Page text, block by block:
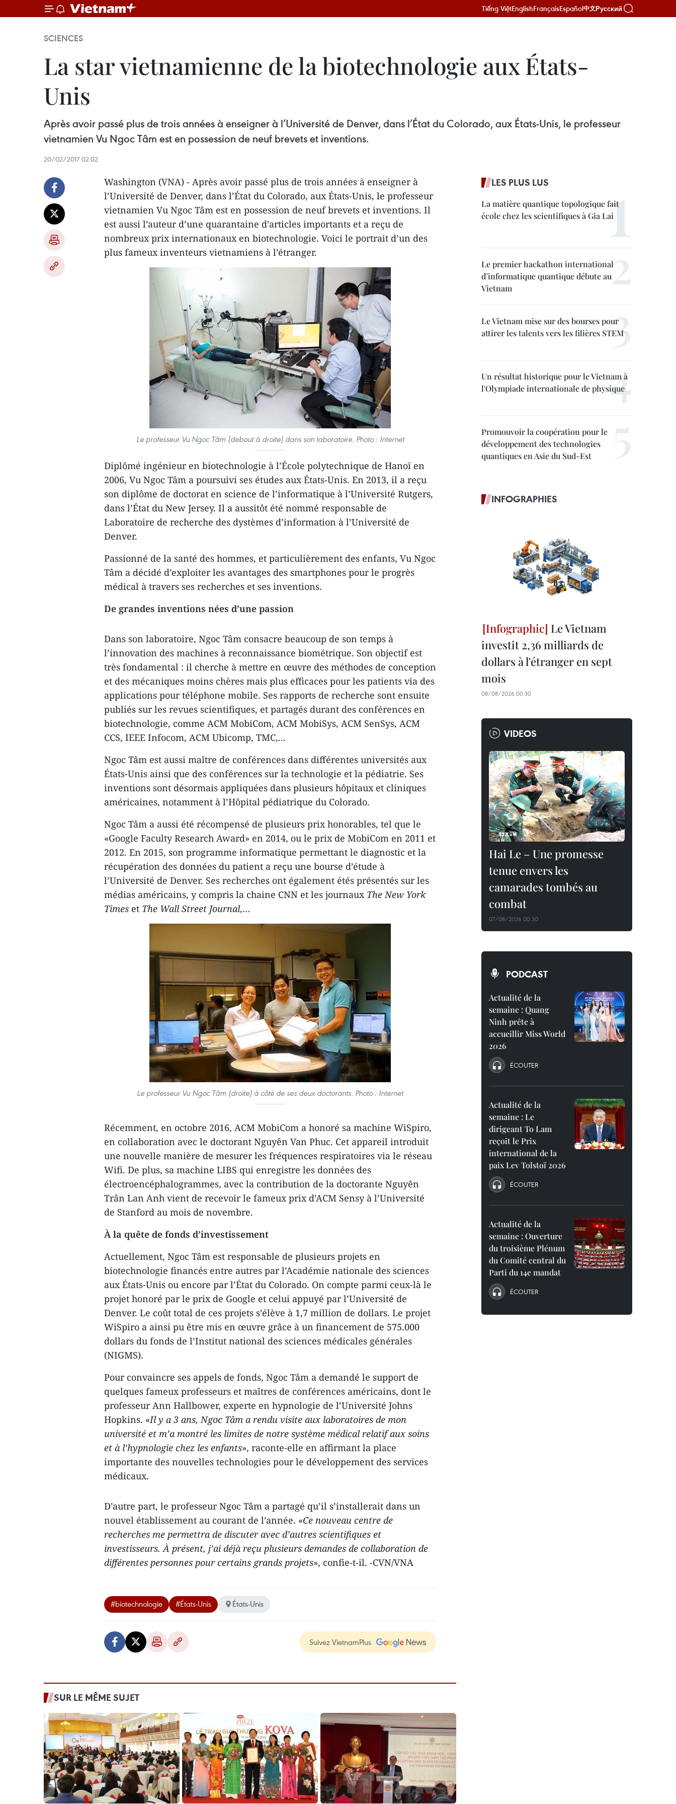
Tiếng ViệtEnglishFrançaisEspañol中文Русский
SCIENCES
La star vietnamienne de la biotechnologie aux États-
Unis
Après avoir passé plus de trois années à enseigner à l’Université de Denver, dans l’État du Colorado, aux États-Unis, le professeur
vietnamien Vu Ngoc Tâm est en possession de neuf brevets et inventions.
20/02/2017 02:02
Washington (VNA) - Après avoir passé plus de trois années à enseigner à
l’Université de Denver, dans l’État du Colorado, aux États-Unis, le professeur
vietnamien Vu Ngoc Tâm est en possession de neuf brevets et inventions. Il
est aussi l’auteur d’une quarantaine d’articles importants et a reçu de
nombreux prix internationaux en biotechnologie. Voici le portrait d’un des
plus fameux inventeurs vietnamiens à l’étranger.
Le professeur Vu Ngoc Tâm (debout à droite) dans son laboratoire. Photo : Internet
Diplômé ingénieur en biotechnologie à l’École polytechnique de Hanoï en
2006, Vu Ngoc Tâm a poursuivi ses études aux États-Unis. En 2013, il a reçu
son diplôme de doctorat en science de l’informatique à l’Université Rutgers,
dans l’État du New Jersey. Il a aussitôt été nommé responsable de
Laboratoire de recherche des dystèmes d’information à l’Université de
Denver.
Passionné de la santé des hommes, et particulièrement des enfants, Vu Ngoc
Tâm a décidé d’exploiter les avantages des smartphones pour le progrès
médical à travers ses recherches et ses inventions.
De grandes inventions nées d’une passion
Dans son laboratoire, Ngoc Tâm consacre beaucoup de son temps à
l’innovation des machines à reconnaissance biométrique. Son objectif est
très fondamental : il cherche à mettre en œuvre des méthodes de conception
et des mécaniques moins chères mais plus efficaces pour les patients via des
applications pour téléphone mobile. Ses rapports de recherche sont ensuite
publiés sur les revues scientifiques, et partagés durant des conférences en
biotechnologie, comme ACM MobiCom, ACM MobiSys, ACM SenSys, ACM
CCS, IEEE Infocom, ACM Ubicomp, TMC,...
Ngoc Tâm est aussi maître de conférences dans différentes universités aux
États-Unis ainsi que des conférences sur la technologie et la pédiatrie. Ses
inventions sont désormais appliquées dans plusieurs hôpitaux et cliniques
américaines, notamment à l’Hôpital pédiatrique du Colorado.
Ngoc Tâm a aussi été récompensé de plusieurs prix honorables, tel que le
«Google Faculty Research Award» en 2014, ou le prix de MobiCom en 2011 et
2012. En 2015, son programme informatique permettant le diagnostic et la
récupération des données du patient a reçu une bourse d’étude à
l’Université de Denver. Ses recherches ont également étés présentés sur les
médias américains, y compris la chaine CNN et les journaux The New York
Times et The Wall Street Journal,…
Le professeur Vu Ngoc Tâm (droite) à côté de ses deux doctorants. Photo : Internet
Récemment, en octobre 2016, ACM MobiCom a honoré sa machine WiSpiro,
en collaboration avec le doctorant Nguyên Van Phuc. Cet appareil introduit
une nouvelle manière de mesurer les fréquences respiratoires via le réseau
Wifi. De plus, sa machine LIBS qui enregistre les données des
électroencéphalogrammes, avec la contribution de la doctorante Nguyên
Trân Lan Anh vient de recevoir le fameux prix d’ACM Sensy à l’Université
de Stanford au mois de novembre.
À la quête de fonds d’investissement
Actuellement, Ngoc Tâm est responsable de plusieurs projets en
biotechnologie financés entre autres par l’Académie nationale des sciences
aux États-Unis ou encore par l’État du Colorado. On compte parmi ceux-là le
projet honoré par le prix de Google et celui appuyé par l’Université de
Denver. Le coût total de ces projets s’élève à 1,7 million de dollars. Le projet
WiSpiro a ainsi pu être mis en œuvre grâce à un financement de 575.000
dollars du fonds de l’Institut national des sciences médicales générales
(NIGMS).
Pour convaincre ses appels de fonds, Ngoc Tâm a demandé le support de
quelques fameux professeurs et maîtres de conférences américains, dont le
professeur Ann Hallbower, experte en hypnologie de l’Université Johns
Hopkins. «Il y a 3 ans, Ngoc Tâm a rendu visite aux laboratoires de mon
université et m’a montré les limites de notre système médical relatif aux soins
et à l’hypnologie chez les enfants», raconte-elle en affirmant la place
importante des nouvelles technologies pour le développement des services
médicaux.
D’autre part, le professeur Ngoc Tâm a partagé qu’il s’installerait dans un
nouvel établissement au courant de l’année. «Ce nouveau centre de
recherches me permettra de discuter avec d’autres scientifiques et
investisseurs. À présent, j’ai déjà reçu plusieurs demandes de collaboration de
différentes personnes pour certains grands projets», confie-t-il. -CVN/VNA
#biotechnologie #États-Unis États-Unis
Suivez VietnamPlus
SUR LE MÊME SUJET
LES PLUS LUS
La matière quantique topologique fait
école chez les scientifiques à Gia Lai
Le premier hackathon international
d’informatique quantique débute au
Vietnam
Le Vietnam mise sur des bourses pour
attirer les talents vers les filières STEM
Un résultat historique pour le Vietnam à
l'Olympiade internationale de physique
Promouvoir la coopération pour le
développement des technologies
quantiques en Asie du Sud-Est
INFOGRAPHIES
Le Vietnam
investit 2,36 milliards de
dollars à l'étranger en sept
mois
08/08/2026 00:30
VIDEOS
Hai Le – Une promesse
tenue envers les
camarades tombés au
combat
07/08/2026 00:30
PODCAST
Actualité de la
semaine : Quang
Ninh prête à
accueillir Miss World
2026
ÉCOUTER
Actualité de la
semaine : Le
dirigeant To Lam
reçoit le Prix
international de la
paix Lev Tolstoï 2026
ÉCOUTER
Actualité de la
semaine : Ouverture
du troisième Plénum
du Comité central du
Parti du 14e mandat
ÉCOUTER